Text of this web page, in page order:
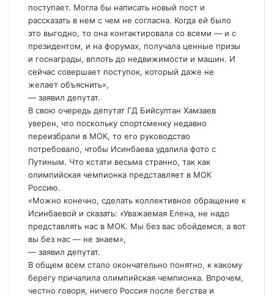
поступает. Могла бы написать новый пост и
рассказать в нем с чем не согласна. Когда ей было
это выгодно, то она контактировала со всеми — и с
президентом, и на форумах, получала ценные призы
и госнаграды, вплоть до недвижимости и машин. И
сейчас совершает поступок, который даже не
желает объяснить»,
— заявил депутат.
В свою очередь депутат ГД Бийсултан Хамзаев
уверен, что поскольку спортсменку недавно
переизбрали в МОК, то его руководство
потребовало, чтобы Исинбаева удалила фото с
Путиным. Что кстати весьма странно, так как
олимпийская чемпионка представляет в МОК
Россию.
«Можно конечно, сделать коллективное обращение к
Исинбаевой и сказать: «Уважаемая Елена, не надо
представлять нас в МОК. Мы без вас обойдемся, а вот
вы без нас — не знаем»,
— заявил депутат.
В общем всем стало окончательно понятно, к какому
берегу причалила олимпийская чемпионка. Впрочем,
честно говоря, ничего Россия после бегства и